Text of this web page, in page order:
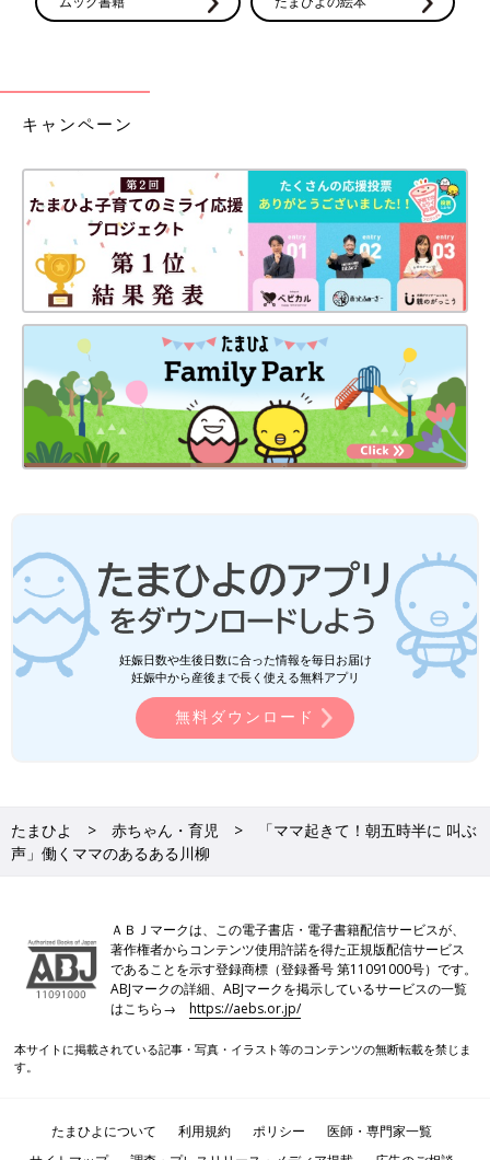
キャンペーン
妊娠日数や生後日数に合った情報を毎日お届け
妊娠中から産後まで長く使える無料アプリ
無料ダウンロード
たまひよ 赤ちゃん・育児
「ママ起きて！朝五時半に 叫ぶ
声」働くママのあるある川柳
ＡＢＪマークは、この電子書店・電子書籍配信サービスが、
著作権者からコンテンツ使用許諾を得た正規版配信サービス
であることを示す登録商標（登録番号 第11091000号）です。
ABJマークの詳細、ABJマークを掲示しているサービスの一覧
はこちら→https://aebs.or.jp/
本サイトに掲載されている記事・写真・イラスト等のコンテンツの無断転載を禁じま
す。
たまひよについて 利用規約 ポリシー
医師・専門家一覧